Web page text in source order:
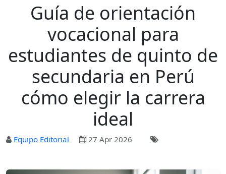
Guía de orientación
vocacional para
estudiantes de quinto de
secundaria en Perú
cómo elegir la carrera
ideal
Equipo Editorial 27 Apr 2026